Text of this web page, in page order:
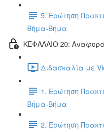
5. Ερώτηση
Βήμα-Βήμα
ΚΕΦΑΛΑΙΟ 20:
Διδασκαλία με
1. Ερώτηση
Βήμα-Βήμα
2. Ερώτηση